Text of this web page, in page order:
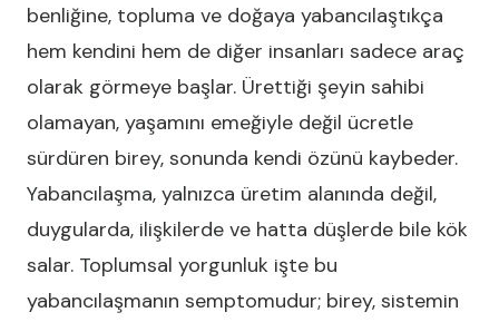
benliğine, topluma ve doğaya yabancılaştıkça
hem kendini hem de diğer insanları sadece araç
olarak görmeye başlar. Ürettiği şeyin sahibi
olamayan, yaşamını emeğiyle değil ücretle
sürdüren birey, sonunda kendi özünü kaybeder.
Yabancılaşma, yalnızca üretim alanında değil,
duygularda, ilişkilerde ve hatta düşlerde bile kök
salar. Toplumsal yorgunluk işte bu
yabancılaşmanın semptomudur; birey, sistemin